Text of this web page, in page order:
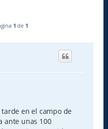
1 de 1
en el campo de
ante unas 100